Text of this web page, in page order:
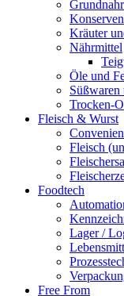
Konserven
Kräuter
Nährmittel
Öle und
Süßwaren
Trocken-
Fleisch & Wurst
Fleisch
Foodtech
Lager /
Free From